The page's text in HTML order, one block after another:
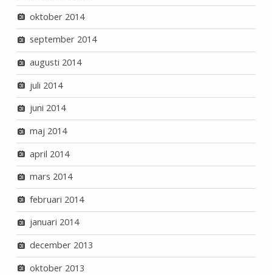
oktober 2014
september 2014
augusti 2014
juli 2014
juni 2014
maj 2014
april 2014
mars 2014
februari 2014
januari 2014
december 2013
oktober 2013